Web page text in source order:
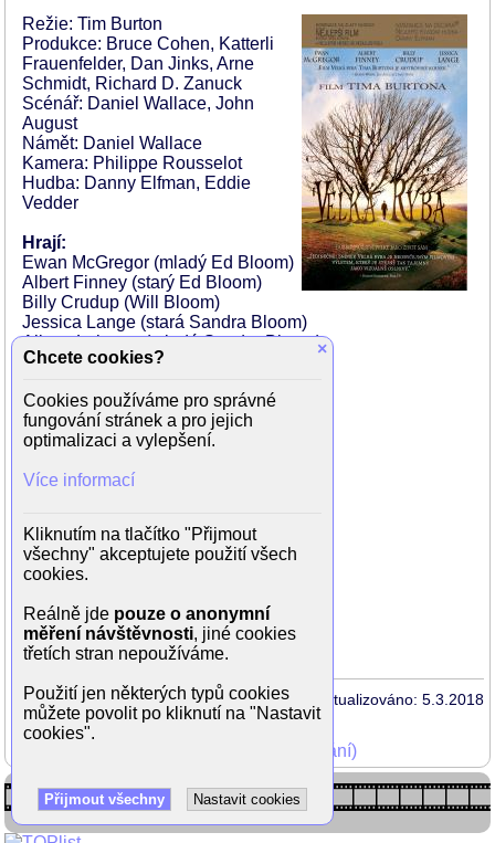
Režie: Tim Burton
Produkce: Bruce Cohen, Katterli
Frauenfelder, Dan Jinks, Arne
Schmidt, Richard D. Zanuck
Scénář: Daniel Wallace, John
August
Námět: Daniel Wallace
Kamera: Philippe Rousselot
Hudba: Danny Elfman, Eddie
Vedder
Hrají:
Ewan McGregor (mladý Ed Bloom)
Albert Finney (starý Ed Bloom)
Billy Crudup (Will Bloom)
Jessica Lange (stará Sandra Bloom)
Alison Lohman (mladá Sandra Bloom)
Helena Bonham Carter (Jenny)
Marion Cotillard (Josephine)
Matthew McGrory (Karl)
David Denman (Don Price)
Loudon Wainwright III (Beamen)
Steve Buscemi (Norther Winslow)
Danny DeVito (Amos Calloway)
Deep Roy (Pan Soggybottom)
Hailey Anne Nelson (Jenny)
Grayson Stone (Will Bloom)
Aktualizováno: 5.3.2018
Mohli jste vidět v TV (zobrazit starší vysílání)
×
Chcete cookies?
Cookies používáme pro správné
fungování stránek a pro jejich
optimalizaci a vylepšení.
Více informací
Kliknutím na tlačítko "Přijmout
všechny" akceptujete použití všech
cookies.
Reálně jde pouze o anonymní
měření návštěvnosti, jiné cookies
třetích stran nepoužíváme.
Použití jen některých typů cookies
můžete povolit po kliknutí na "Nastavit
cookies".
Přijmout všechny Nastavit cookies